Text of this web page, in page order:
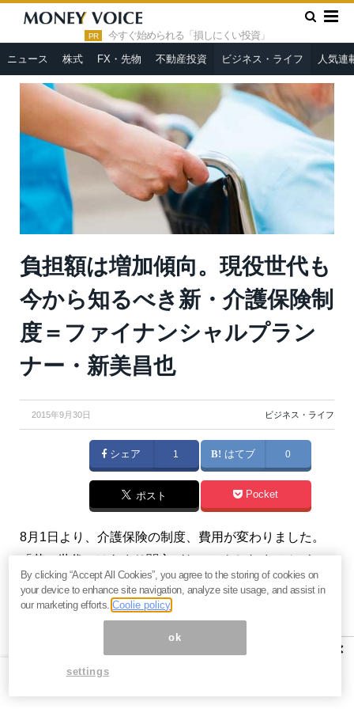
PR 今すぐ始められる「損しにくい投資」
ニュース 株式 FX・先物 不動産投資 ビジネス・ライフ 人気連
HOME » ビジネス・ライフ
負担額は増加傾向。現役世代も今
から知るべき新・介護保険制度＝ファイナンシャルプランナー・新
負担額は増加傾向。現役世代も
今から知るべき新・介護保険制
度＝ファイナンシャルプラン
ナー・新美昌也
2015年9月30日 ビジネス・ライフ
シェア 1 はてブ 0
ポスト Pocket
8月1日より、介護保険の制度、費用が変わりました。
「若い世代にはあまり関心がないかもしれませんが、
親が要介護になった時の介護費用の負担が増えます。
決して他人ごとではありません」というのはファイナ
なし。これを機に介護保険制度、介護費用について確
認してみましょう。
×
By clicking “Accept All Cookies”, you agree to the storing of cookies on
your device to enhance site navigation, analyze site usage, and assist in
our marketing efforts.Coolie policy
ok
settings